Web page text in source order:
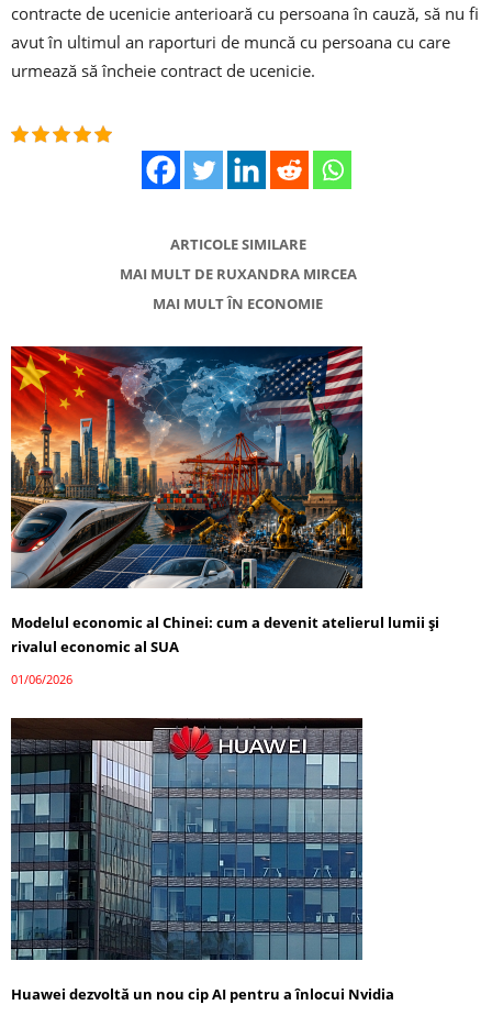
contracte de ucenicie anterioară cu persoana în cauză, să nu fi
avut în ultimul an raporturi de muncă cu persoana cu care
urmează să încheie contract de ucenicie.
ARTICOLE SIMILARE
MAI MULT DE RUXANDRA MIRCEA
MAI MULT ÎN ECONOMIE
Modelul economic al Chinei: cum a devenit atelierul lumii și
rivalul economic al SUA
01/06/2026
Huawei dezvoltă un nou cip AI pentru a înlocui Nvidia